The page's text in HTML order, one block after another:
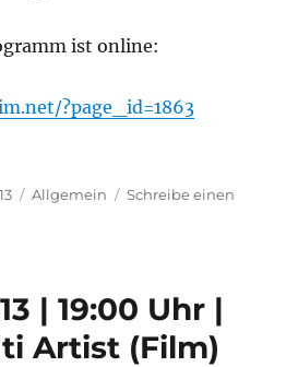
ist online:
?page_id=1863
Kategorien
Allgemein
Schreibe einen
| 19:00 Uhr |
Artist (Film)